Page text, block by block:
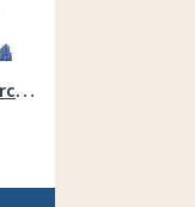
Kort tenisowy - godziny otwarcia w sezonie 2026